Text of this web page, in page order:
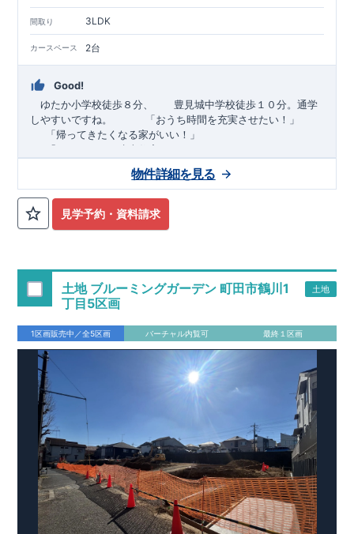
間取り 3LDK
カースペース 2台
Good!
ゆたか小学校徒歩８分、 豊見城中学校徒歩１０分。通学
しやすいですね。
「おうち時間を充実させたい！」
「帰ってきたくなる家がいい！」
「おしゃれなら建売住宅もありかも！」
TEL:098-860-2201（火・水曜日定休日、年末年始休み）
■オプションではありません！全棟標準搭載
ム・ガス衣類乾燥機・食洗器・宅配ボックス・玄関電子キー・
成材にヒノキを使用しております！
■長期優良住宅もっと詳しく
「いい家を作って、きちんと手
7つの厳しい技術基準をクリアした物件だけが認定を受けられる
長期優良住宅。
長期優良住宅として認定を受けるためには、国が定めた下記7つ
の技術基準をクリアする必要があります。東栄住宅は全棟でク
リア！①耐震性②劣化対策③維持管理性④住戸面積⑤省エネル
ギー性⑥居住環境⑦維持保全管理
そのほかの魅力として、住宅ローン金利優遇、固定資産税の減
税、中古市場での売却時にも有利です。
住宅性能評価ダブル
取得
「設計」と「建設」のダブルで性
能を評価されています！図面を第三者機関へ提出します。外部
評価委員が建設中に3回、竣工時に1回の現場検査が行われま
す。構造の安定、劣化の軽減、維持管理への配慮、温熱環境・
エネルギー消費量（断熱等性能）の必須4分野、空気環境で、最
高等級取得！ ■ 耐震等級3 もっと詳しく 東栄住宅の建物
は、国が定めた耐震最高等級3を取得。建築基準法に定められ
た、｢数百年に一度発生する地震に対して、倒壊、崩壊しない｣
当社こだわりの空間アイディアをショート動画で
ご紹介しています。ここをクリック
見学予約・資料請求
物件詳細を見る
土地 ブルーミングガーデン 町田市鶴川1
丁目5区画
土地
1区画販売中／全5区画 バーチャル内覧可 最終１区画